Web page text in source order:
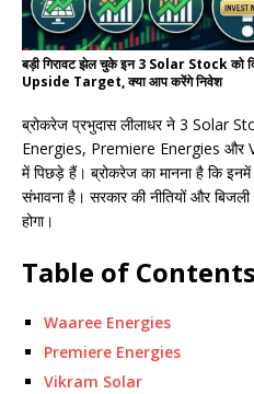
बड़ी गिरावट झेल चुके इन 3 Solar Stock को
Upside Target, क्या आप करेंगे निवेश
ब्रोकरेज प्रभुदास लीलाधर ने 3 Solar
Energies, Premiere Energies और
में पिछड़े हैं। ब्रोकरेज का मानना है कि
संभावना है। सरकार की नीतियों और
होगा।
Table of Contents
Waaree Energies
Premiere Energies
Vikram Solar